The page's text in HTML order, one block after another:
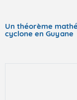
Un théorème
cyclone en Guyane